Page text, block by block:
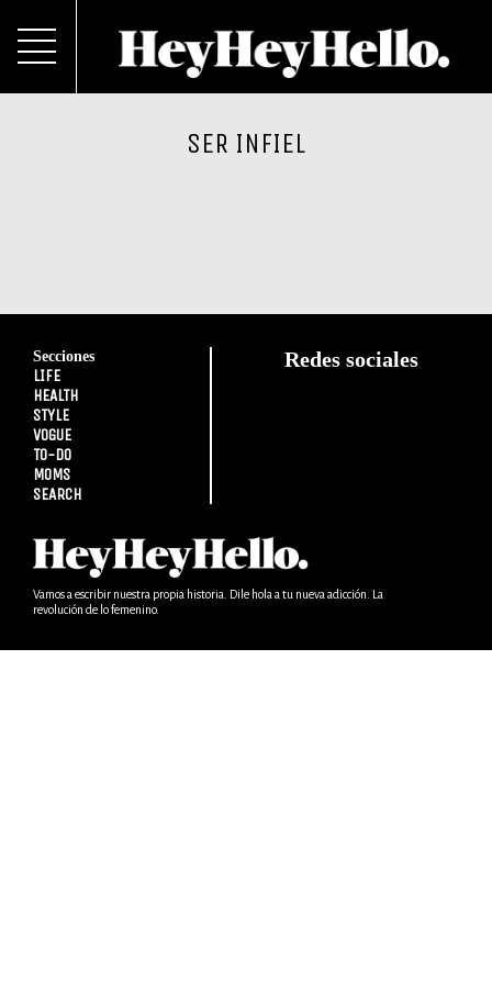
SER INFIEL
Secciones
LIFE
HEALTH
STYLE
VOGUE
TO-DO
MOMS
SEARCH
Redes sociales
Vamos a escribir nuestra propia historia. Dile hola a tu nueva adicción. La
revolución de lo femenino.